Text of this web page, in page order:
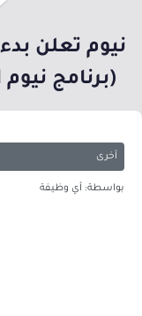
نيوم تعلن
(برنامج نيوم
أخرى
بواسطة: أي وظيفة